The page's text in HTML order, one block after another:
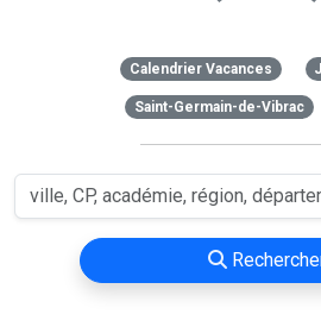
Calendrier Vacances
Saint-Germain-de-Vibrac